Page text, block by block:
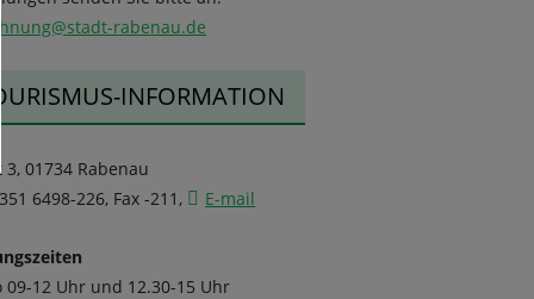
rabenau.de
INFORMATION
3, 01734 Rabenau
6498-226, Fax -211,
E-mail
09-12 Uhr und 12.30-15 Uhr